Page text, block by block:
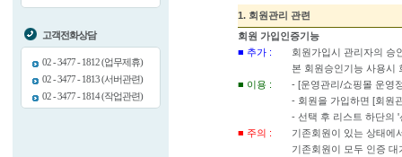
고객전화상담
02 - 3477 - 1812 (업무제휴)
02 - 3477 - 1813 (서버관련)
02 - 3477 - 1814 (작업관련)
1. 회원관리 관련
회원 가입인증기능
■ 추가 :
회원가입시 관리자의 승
본 회원승인기능 사용시
■ 이용 :
- [운영관리/쇼핑몰 운영
- 회원을 가입하면 [회원
- 선택 후 리스트 하단의
■ 주의 :
기존회원이 있는 상태에
기존회원이 모두 인증 대